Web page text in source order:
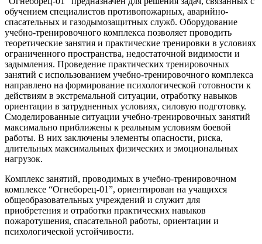
обучением специалистов противопожарных, аварийно-
спасательных и газодымозащитных служб. Оборудование
учебно-тренировочного комплекса позволяет проводить
теоретические занятия и практические тренировки в условиях
ограниченного пространства, недостаточной видимости и
задымления. Проведение практических тренировочных
занятий с использованием учебно-тренировочного комплекса
направлено на формирование психологической готовности к
действиям в экстремальной ситуации, отработку навыков
ориентации в затрудненных условиях, силовую подготовку.
Смоделированные ситуации учебно-тренировочных занятий
максимально приближены к реальным условиям боевой
работы. В них заключены элементы опасности, риска,
длительных максимальных физических и эмоциональных
нагрузок.
Комплекс занятий, проводимых в учебно-тренировочном
комплексе “Огнеборец-01”, ориентирован на учащихся
общеобразовательных учреждений и служит для
приобретения и отработки практических навыков
пожаротушения, спасательной работы, ориентации и
психологической устойчивости.